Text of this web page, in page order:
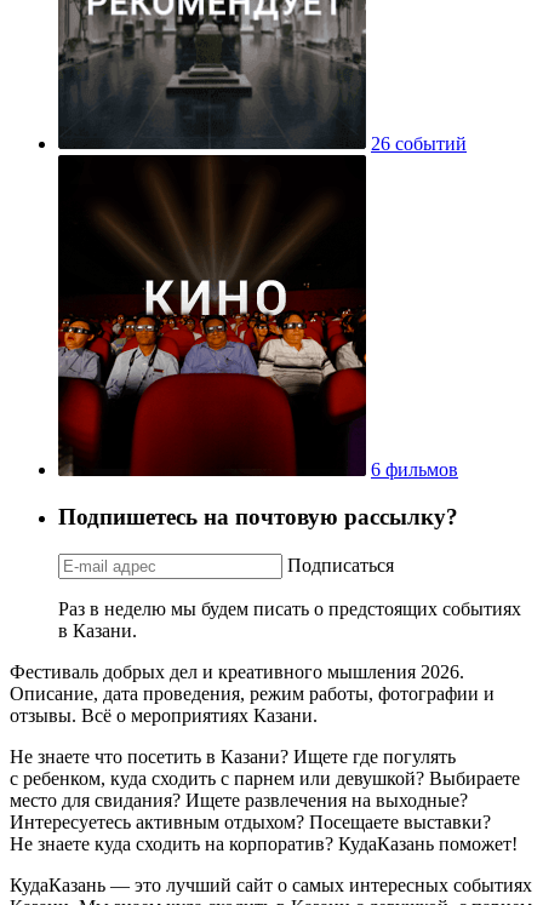
26 событий
6 фильмов
Подпишетесь на почтовую рассылку?
Подписаться
Раз в неделю мы будем писать о предстоящих событиях
в Казани.
Фестиваль добрых дел и креативного мышления 2026.
Описание, дата проведения, режим работы, фотографии и
отзывы. Всё о мероприятиях Казани.
Не знаете что посетить в Казани? Ищете где погулять
с ребенком, куда сходить с парнем или девушкой? Выбираете
место для свидания? Ищете развлечения на выходные?
Интересуетесь активным отдыхом? Посещаете выставки?
Не знаете куда сходить на корпоратив? КудаКазань поможет!
КудаКазань — это лучший сайт о самых интересных событиях